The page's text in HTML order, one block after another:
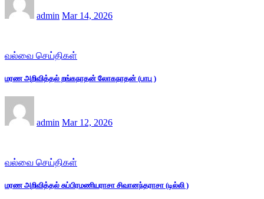
admin Mar 14, 2026
வல்வை செய்திகள்
மரண அறிவித்தல் றங்கநாதன் லோகநாதன் (பாபு )
admin Mar 12, 2026
வல்வை செய்திகள்
மரண அறிவித்தல் சுப்பிரமணியராசா சிவானந்தராசா (டில்லி )